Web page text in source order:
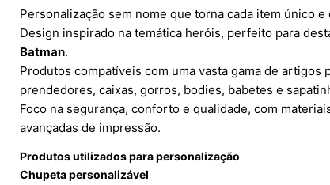
Personalização sem nome que torna cada item único e
Design inspirado na temática heróis, perfeito para
Batman.
Produtos compatíveis com uma vasta gama de artigos
prendedores, caixas, gorros, bodies, babetes e
Foco na segurança, conforto e qualidade, com
avançadas de impressão.
Produtos utilizados para personalização
Chupeta personalizável